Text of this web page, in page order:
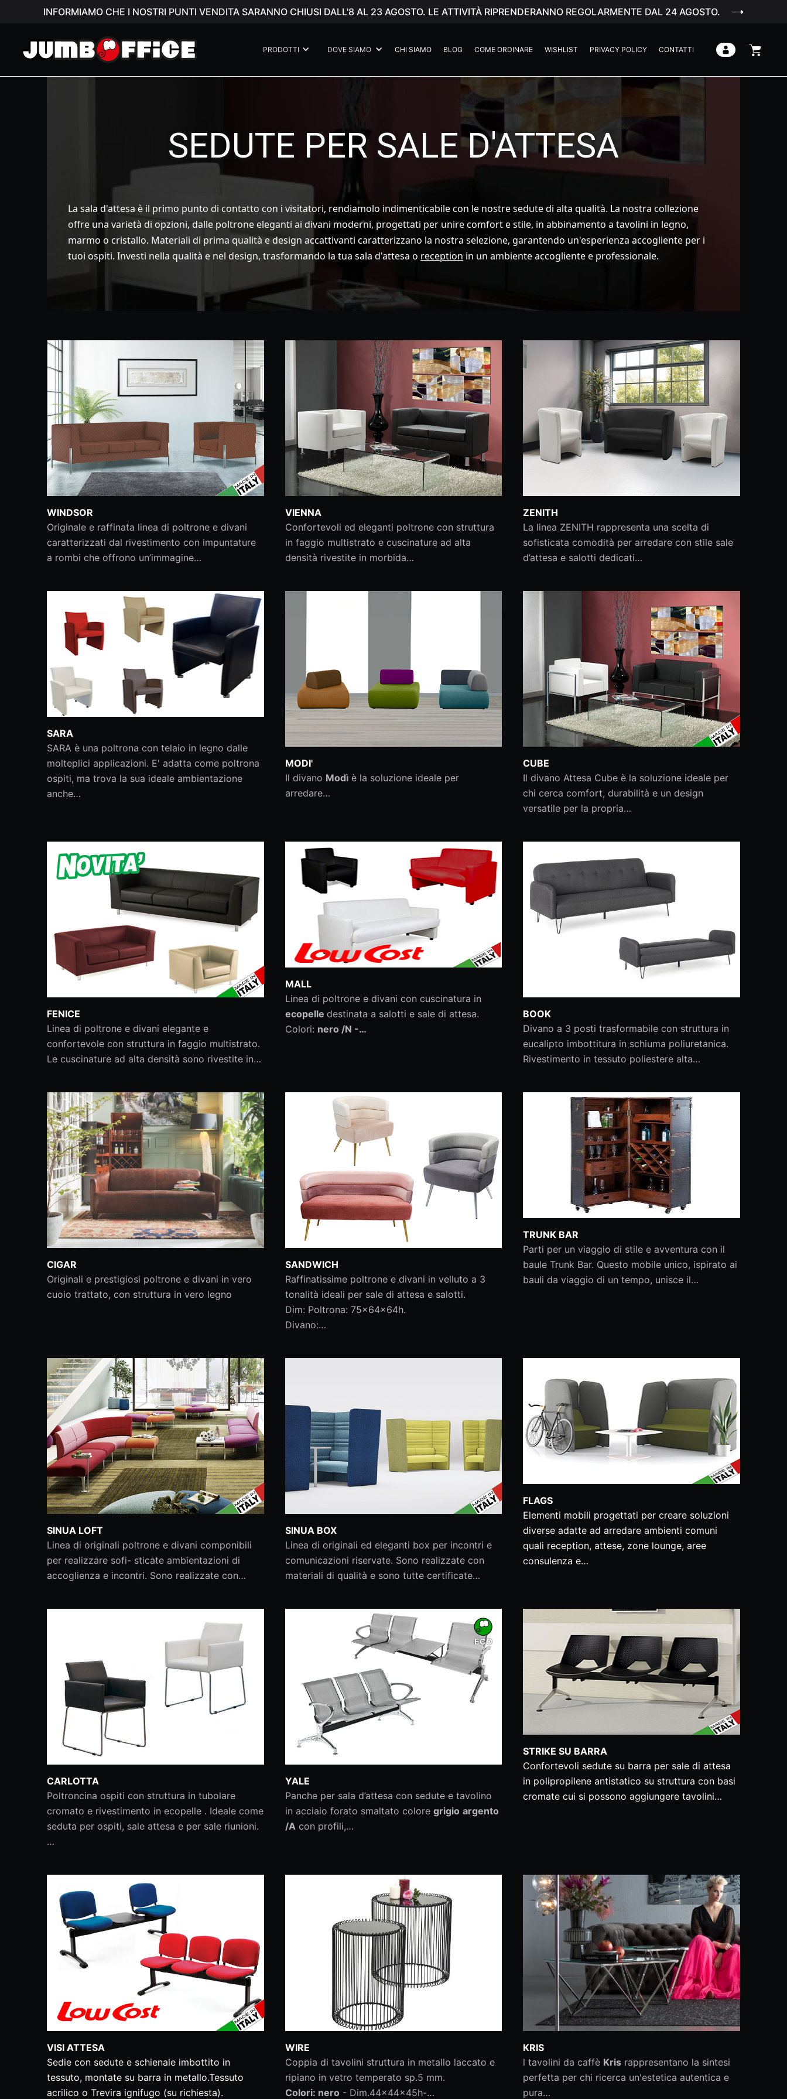
INFORMIAMO CHE I NOSTRI PUNTI VENDITA SARANNO CHIUSI DALL'8 AL 23 AGOSTO. LE ATTIVITÀ RIPRENDERANNO REGOLARMENTE DAL 24 AGOSTO.
PRODOTTI DOVE SIAMO CHI SIAMO BLOG COME ORDINARE WISHLIST PRIVACY POLICY CONTATTI
SEDUTE PER SALE D'ATTESA
La sala d'attesa è il primo punto di contatto con i visitatori, rendiamolo indimenticabile con le nostre sedute di alta qualità. La nostra collezione
offre una varietà di opzioni, dalle poltrone eleganti ai divani moderni, progettati per unire comfort e stile, in abbinamento a tavolini in legno,
marmo o cristallo. Materiali di prima qualità e design accattivanti caratterizzano la nostra selezione, garantendo un'esperienza accogliente per i
tuoi ospiti. Investi nella qualità e nel design, trasformando la tua sala d'attesa o reception in un ambiente accogliente e professionale.
WINDSOR
Originale e raffinata linea di poltrone e divani
caratterizzati dal rivestimento con impuntature
a rombi che offrono un’immagine…
VIENNA
Confortevoli ed eleganti poltrone con struttura
in faggio multistrato e cuscinature ad alta
densità rivestite in morbida…
ZENITH
La linea ZENITH rappresenta una scelta di
sofisticata comodità per arredare con stile sale
d’attesa e salotti dedicati…
SARA
SARA è una poltrona con telaio in legno dalle
molteplici applicazioni. E' adatta come poltrona
ospiti, ma trova la sua ideale ambientazione
anche…
MODI'
Il divano Modìè la soluzione ideale per
arredare…
CUBE
Il divano Attesa Cube è la soluzione ideale per
chi cerca comfort, durabilità e un design
versatile per la propria…
FENICE
Linea di poltrone e divani elegante e
confortevole con struttura in faggio multistrato.
Le cuscinature ad alta densità sono rivestite in…
MALL
Linea di poltrone e divani con cuscinatura in
ecopelle destinata a salotti e sale di attesa.
Colori: nero /N -…
BOOK
Divano a 3 posti trasformabile con struttura in
eucalipto imbottitura in schiuma poliuretanica.
Rivestimento in tessuto poliestere alta…
CIGAR
Originali e prestigiosi poltrone e divani in vero
cuoio trattato, con struttura in vero legno
SANDWICH
Raffinatissime poltrone e divani in velluto a 3
tonalità ideali per sale di attesa e salotti.
Dim: Poltrona: 75x64x64h.
Divano:…
TRUNK BAR
Parti per un viaggio di stile e avventura con il
baule Trunk Bar. Questo mobile unico, ispirato ai
bauli da viaggio di un tempo, unisce il…
SINUA LOFT
Linea di originali poltrone e divani componibili
per realizzare sofi- sticate ambientazioni di
accoglienza e incontri. Sono realizzate con…
SINUA BOX
Linea di originali ed eleganti box per incontri e
comunicazioni riservate. Sono realizzate con
materiali di qualità e sono tutte certificate…
FLAGS
Elementi mobili progettati per creare soluzioni
diverse adatte ad arredare ambienti comuni
quali reception, attese, zone lounge, aree
consulenza e…
CARLOTTA
Poltroncina ospiti con struttura in tubolare
cromato e rivestimento in ecopelle . Ideale come
seduta per ospiti, sale attesa e per sale riunioni.
…
ECO
YALE
Panche per sala d’attesa con sedute e tavolino
in acciaio forato smaltato colore grigio argento
/Acon profili,…
STRIKE SU BARRA
Confortevoli sedute su barra per sale di attesa
in polipropilene antistatico su struttura con basi
cromate cui si possono aggiungere tavolini…
VISI ATTESA
Sedie con sedute e schienale imbottito in
tessuto, montate su barra in metallo.Tessuto
acrilico o Trevira ignifugo (su richiesta).
WIRE
Coppia di tavolini struttura in metallo laccato e
ripiano in vetro temperato sp.5 mm.
Colori: nero - Dim.44x44x45h-…
KRIS
l tavolini da caffè Kris rappresentano la sintesi
perfetta per chi ricerca un'estetica autentica e
pura…